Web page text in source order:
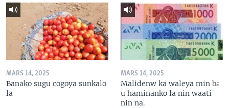
MARS 14, 2025
Banako sugu cogoya sunkalo
la
MARS 14, 2025
Malidenw ka waleya min bɛ
u haminanko la nin waati
nin na.